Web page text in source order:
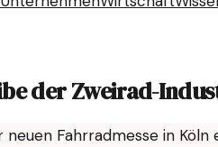
der Zweirad-
Fahrradmesse in